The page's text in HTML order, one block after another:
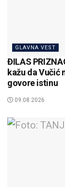
GLAVNA VEST
ĐILAS
kažu da Vučić
govore istinu
09.08.2026